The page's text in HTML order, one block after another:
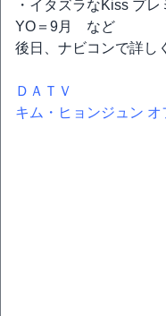
・イタズラなKiss プ
YO＝9月 など
後日、ナビコンで詳し
ＤＡＴＶ
キム・ヒョンジュン オ